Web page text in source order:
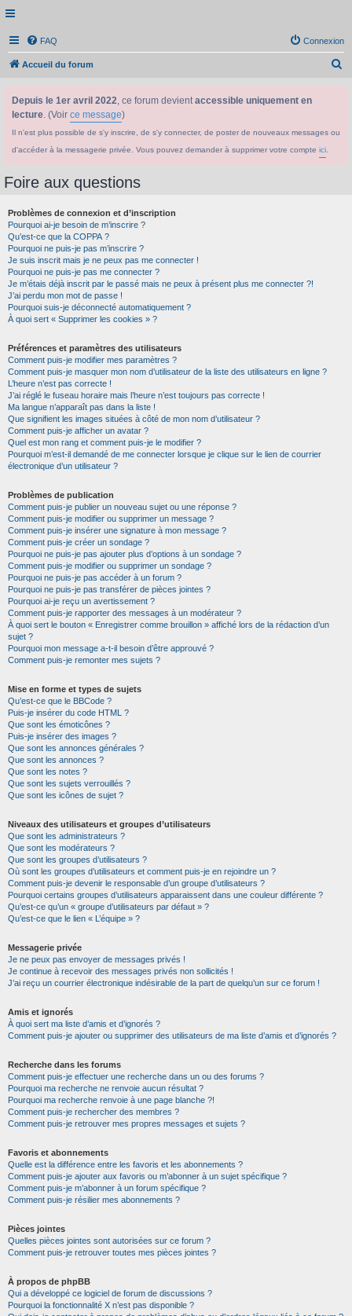
FAQ Connexion
Accueil du forum
Depuis le 1er avril 2022, ce forum devientaccessible uniquement en
lecture. (Voir ce message)
Il n'est plus possible de s'y inscrire, de s'y connecter, de poster de nouveaux messages ou
d'accéder à la messagerie privée. Vous pouvez demander à supprimer votre compte ici
Foire aux questions
Problèmes de connexion et d’inscription
Pourquoi ai-je besoin de m’inscrire ?
Qu’est-ce que la COPPA ?
Pourquoi ne puis-je pas m’inscrire ?
Je suis inscrit mais je ne peux pas me connecter !
Pourquoi ne puis-je pas me connecter ?
Je m’étais déjà inscrit par le passé mais ne peux à présent plus me connecter ?!
J’ai perdu mon mot de passe !
Pourquoi suis-je déconnecté automatiquement ?
À quoi sert « Supprimer les cookies » ?
Préférences et paramètres des utilisateurs
Comment puis-je modifier mes paramètres ?
Comment puis-je masquer mon nom d’utilisateur de la liste des utilisateurs en ligne ?
L’heure n’est pas correcte !
J’ai réglé le fuseau horaire mais l’heure n’est toujours pas correcte !
Ma langue n’apparaît pas dans la liste !
Que signifient les images situées à côté de mon nom d’utilisateur ?
Comment puis-je afficher un avatar ?
Quel est mon rang et comment puis-je le modifier ?
Pourquoi m’est-il demandé de me connecter lorsque je clique sur le lien de courrier
électronique d’un utilisateur ?
Problèmes de publication
Comment puis-je publier un nouveau sujet ou une réponse ?
Comment puis-je modifier ou supprimer un message ?
Comment puis-je insérer une signature à mon message ?
Comment puis-je créer un sondage ?
Pourquoi ne puis-je pas ajouter plus d’options à un sondage ?
Comment puis-je modifier ou supprimer un sondage ?
Pourquoi ne puis-je pas accéder à un forum ?
Pourquoi ne puis-je pas transférer de pièces jointes ?
Pourquoi ai-je reçu un avertissement ?
Comment puis-je rapporter des messages à un modérateur ?
À quoi sert le bouton « Enregistrer comme brouillon » affiché lors de la rédaction d’un
sujet ?
Pourquoi mon message a-t-il besoin d’être approuvé ?
Comment puis-je remonter mes sujets ?
Mise en forme et types de sujets
Qu’est-ce que le BBCode ?
Puis-je insérer du code HTML ?
Que sont les émoticônes ?
Puis-je insérer des images ?
Que sont les annonces générales ?
Que sont les annonces ?
Que sont les notes ?
Que sont les sujets verrouillés ?
Que sont les icônes de sujet ?
Niveaux des utilisateurs et groupes d’utilisateurs
Que sont les administrateurs ?
Que sont les modérateurs ?
Que sont les groupes d’utilisateurs ?
Où sont les groupes d’utilisateurs et comment puis-je en rejoindre un ?
Comment puis-je devenir le responsable d’un groupe d’utilisateurs ?
Pourquoi certains groupes d’utilisateurs apparaissent dans une couleur différente ?
Qu’est-ce qu’un « groupe d’utilisateurs par défaut » ?
Qu’est-ce que le lien « L’équipe » ?
Messagerie privée
Je ne peux pas envoyer de messages privés !
Je continue à recevoir des messages privés non sollicités !
J’ai reçu un courrier électronique indésirable de la part de quelqu’un sur ce forum !
Amis et ignorés
À quoi sert ma liste d’amis et d’ignorés ?
Comment puis-je ajouter ou supprimer des utilisateurs de ma liste d’amis et d’ignorés ?
Recherche dans les forums
Comment puis-je effectuer une recherche dans un ou des forums ?
Pourquoi ma recherche ne renvoie aucun résultat ?
Pourquoi ma recherche renvoie à une page blanche ?!
Comment puis-je rechercher des membres ?
Comment puis-je retrouver mes propres messages et sujets ?
Favoris et abonnements
Quelle est la différence entre les favoris et les abonnements ?
Comment puis-je ajouter aux favoris ou m’abonner à un sujet spécifique ?
Comment puis-je m’abonner à un forum spécifique ?
Comment puis-je résilier mes abonnements ?
Pièces jointes
Quelles pièces jointes sont autorisées sur ce forum ?
Comment puis-je retrouver toutes mes pièces jointes ?
À propos de phpBB
Qui a développé ce logiciel de forum de discussions ?
Pourquoi la fonctionnalité X n’est pas disponible ?